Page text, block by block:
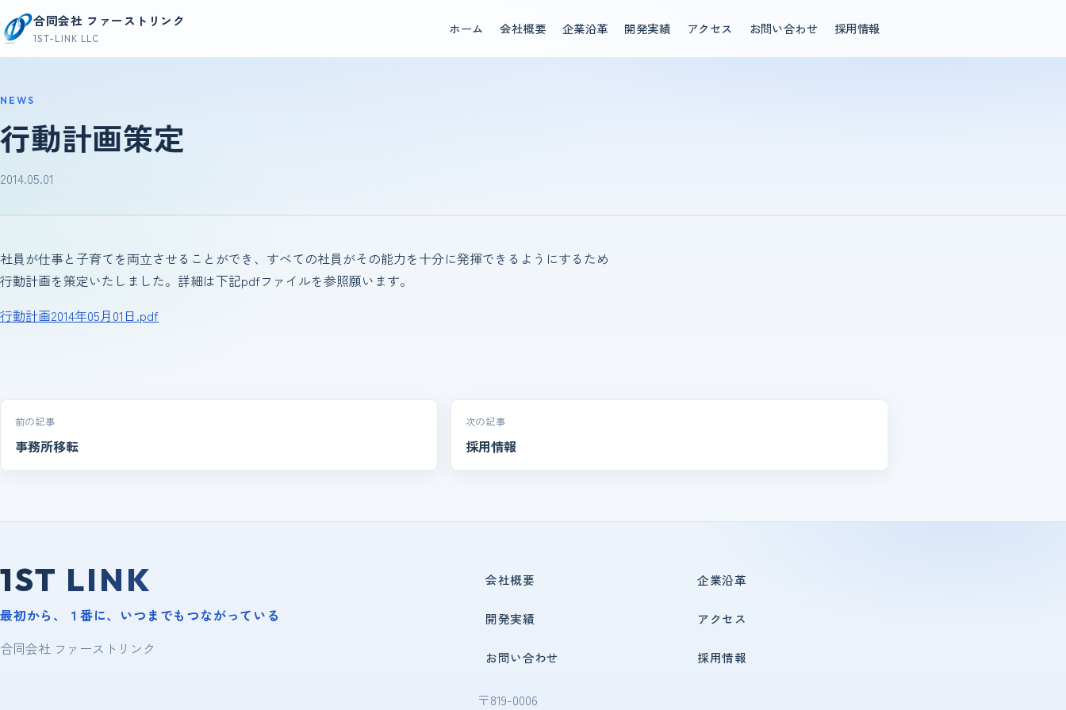
コンテンツへスキップ
合同会社 ファーストリンク
1ST-LINK LLC
ホーム 会社概要 企業沿革 開発実績 アクセス お問い合わせ 採用情報
NEWS
行動計画策定
2014.05.01
社員が仕事と子育てを両立させることができ、すべての社員がその能力を十分に発揮できるようにするため
行動計画を策定いたしました。詳細は下記pdfファイルを参照願います。
行動計画2014年05月01日.pdf
投稿ナビゲーション
前の記事
事務所移転
次の記事
採用情報
1ST LINK
最初から、１番に、いつまでもつながっている
合同会社 ファーストリンク
会社概要 企業沿革
開発実績 アクセス
お問い合わせ 採用情報
〒819-0006